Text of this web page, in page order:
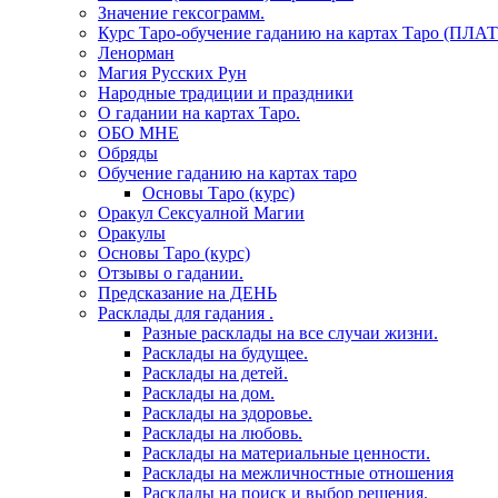
Значение гексограмм.
Курс Таро-обучение гаданию на картах Таро
Ленорман
Магия Русских Рун
Народные традиции и праздники
О гадании на картах Таро.
ОБО МНЕ
Обряды
Обучение гаданию на картах таро
Основы Таро (курс)
Оракул Сексуалной Магии
Оракулы
Основы Таро (курс)
Отзывы о гадании.
Предсказание на ДЕНЬ
Расклады для гадания .
Разные расклады на все случаи жизни.
Расклады на будущее.
Расклады на детей.
Расклады на дом.
Расклады на здоровье.
Расклады на любовь.
Расклады на материальные ценности.
Расклады на межличностные отношения
Расклады на поиск и выбор решения.